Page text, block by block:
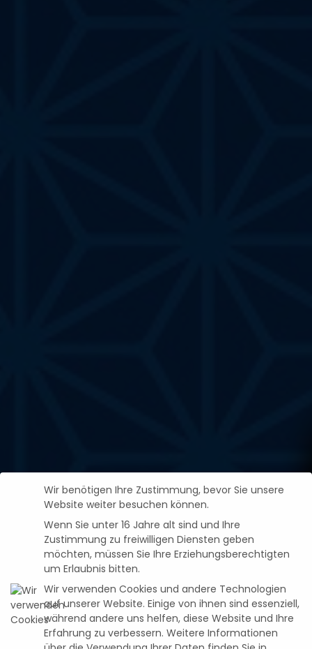
News
Wir benötigen Ihre Zustimmung, bevor Sie unsere
Website weiter besuchen können.
Wenn Sie unter 16 Jahre alt sind und Ihre
Zustimmung zu freiwilligen Diensten geben
möchten, müssen Sie Ihre Erziehungsberechtigten
um Erlaubnis bitten.
Wir verwenden Cookies und andere Technologien
auf unserer Website. Einige von ihnen sind essenziell,
während andere uns helfen, diese Website und Ihre
Erfahrung zu verbessern. Weitere Informationen